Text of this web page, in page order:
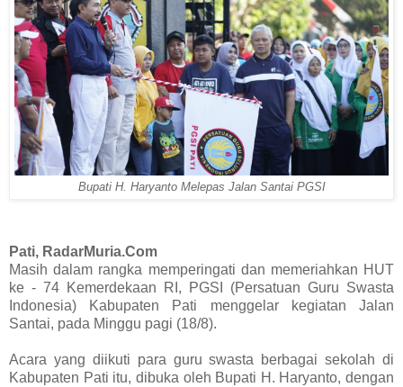
Bupati H. Haryanto Melepas Jalan Santai PGSI
Pati, RadarMuria.Com
Masih dalam rangka memperingati dan memeriahkan HUT
ke - 74 Kemerdekaan RI, PGSI (Persatuan Guru Swasta
Indonesia) Kabupaten Pati menggelar kegiatan Jalan
Santai, pada Minggu pagi (18/8).
Acara yang diikuti para guru swasta berbagai sekolah di
Kabupaten Pati itu, dibuka oleh Bupati H. Haryanto, dengan